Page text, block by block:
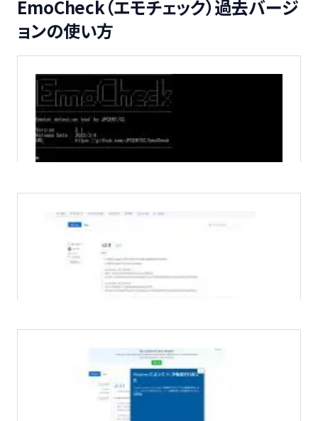
EmoCheck（エモチェック）過去バージ
ョンの使い方